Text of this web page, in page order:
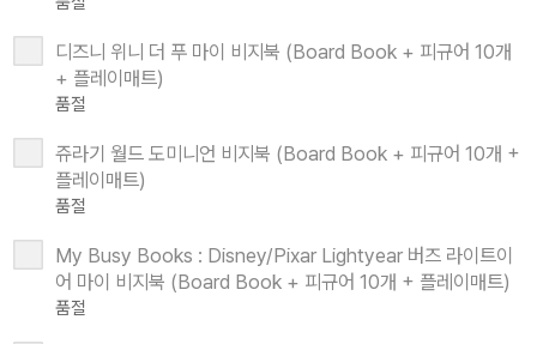
디즈니 위니 더 푸 마이 비지북 (Board Book + 피규어 10개
+ 플레이매트)
품절
쥬라기 월드 도미니언 비지북 (Board Book + 피규어 10개 +
플레이매트)
품절
My Busy Books : Disney/Pixar Lightyear 버즈 라이트이
어 마이 비지북 (Board Book + 피규어 10개 + 플레이매트)
품절